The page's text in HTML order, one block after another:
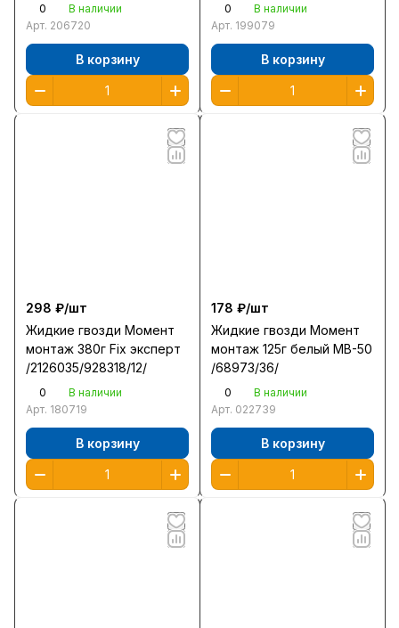
0
В наличии
Арт. 206720
В корзину
белый /12/
0
В наличии
Арт. 199079
В корзину
298 ₽/шт
Жидкие гвозди Момент
монтаж 380г Fix эксперт
/2126035/928318/12/
0
В наличии
Арт. 180719
В корзину
178 ₽/шт
Жидкие гвозди Момент
монтаж 125г белый МВ-50
/68973/36/
0
В наличии
Арт. 022739
В корзину